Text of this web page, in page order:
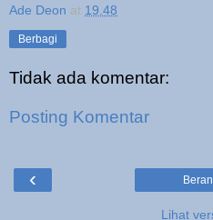
Ade Deon at 19.48
Berbagi
Tidak ada komentar:
Posting Komentar
‹
Lihat